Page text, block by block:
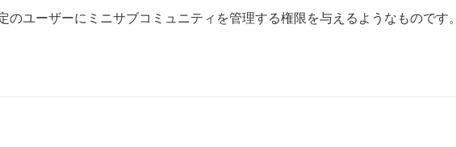
ユーザーにミニサブコミュニティを管理する権限を与えるようなものです。